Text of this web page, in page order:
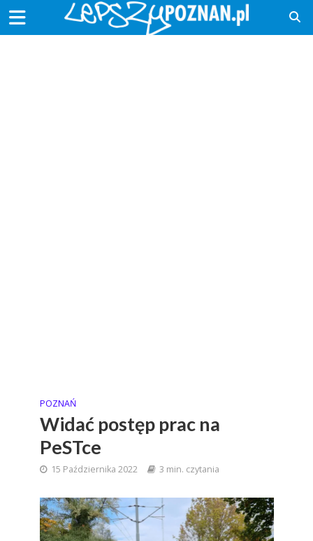
POZNAŃ
Widać postęp prac na
PeSTce
15 Października 2022 3 min. czytania